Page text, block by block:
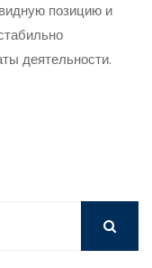
позицию и
деятельности.